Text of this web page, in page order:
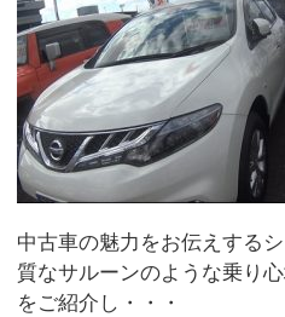
中古車の魅力をお伝えする
質なサルーンのような乗り
をご紹介し・・・